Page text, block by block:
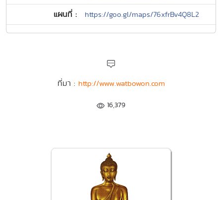
แผนที่ : https://goo.gl/maps/76xfrBv4Q8L2
ที่มา : http://www.watbowon.com
16,379